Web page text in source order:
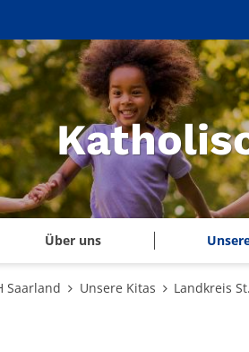
Über uns
Saarland Unsere Kitas Landkreis